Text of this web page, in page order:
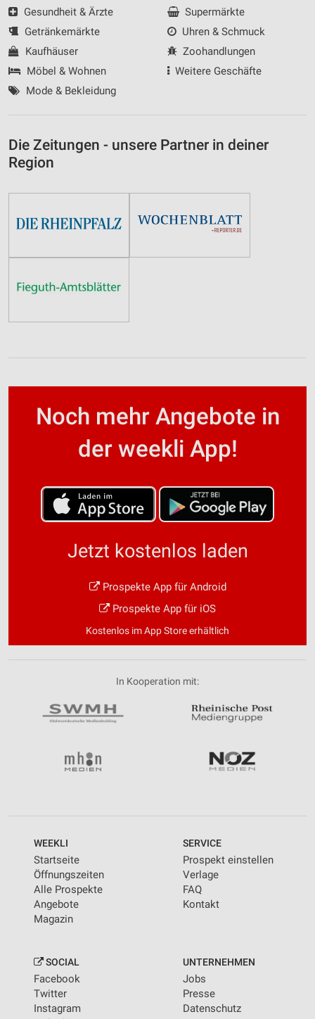
Gesundheit & Ärzte
Getränkemärkte
Kaufhäuser
Möbel & Wohnen
Mode & Bekleidung
Supermärkte
Uhren & Schmuck
Zoohandlungen
Weitere Geschäfte
Die Zeitungen - unsere Partner in deiner
Region
Noch mehr Angebote in
der weekli App!
Jetzt kostenlos laden
Prospekte App für Android
Prospekte App für iOS
Kostenlos im App Store erhältlich
In Kooperation mit:
WEEKLI
Startseite
Öffnungszeiten
Alle Prospekte
Angebote
Magazin
SERVICE
Prospekt einstellen
Verlage
FAQ
Kontakt
SOCIAL
Facebook
Twitter
Instagram
UNTERNEHMEN
Jobs
Presse
Datenschutz